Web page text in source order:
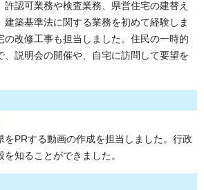
許認可業務や検査業務、県営住宅の建替え
建築基準法に関する業務を初めて経験しま
の改修工事も担当しました。住民の一時的
、説明会の開催や、自宅に訪問して要望を
をPRする動画の作成を担当しました。行政
知ることができました。